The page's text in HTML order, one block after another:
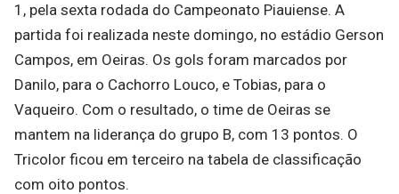
1, pela sexta rodada do Campeonato Piauiense. A
partida foi realizada neste domingo, no estádio Gerson
Campos, em Oeiras. Os gols foram marcados por
Danilo, para o Cachorro Louco, e Tobias, para o
Vaqueiro. Com o resultado, o time de Oeiras se
mantem na liderança do grupo B, com 13 pontos. O
Tricolor ficou em terceiro na tabela de classificação
com oito pontos.